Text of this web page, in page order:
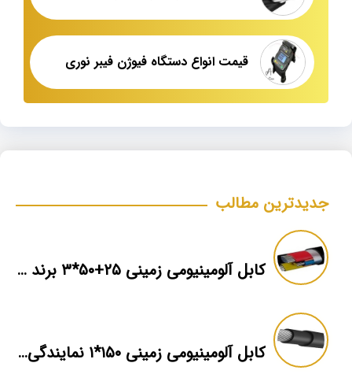
قیمت انواع دستگاه فیوژن فیبر نوری
جدیدترین مطالب
کابل آلومینیومی زمینی ۲۵+۵۰*۳ برند ماهان
کابل آلومینیومی زمینی ۱۵۰*۱ نمایندگی فروش